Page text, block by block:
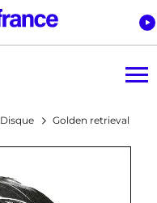
Disque Golden retrieval